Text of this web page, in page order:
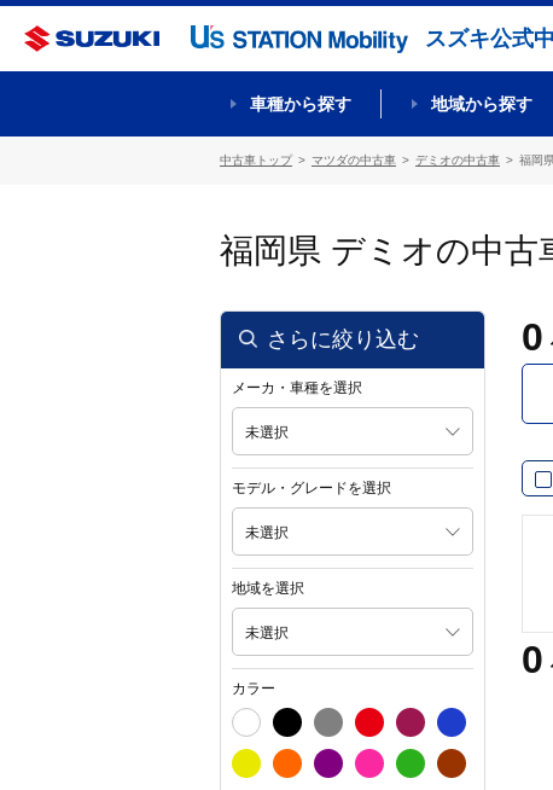
スズキ公式
車種から探す 地域から探す
中古車トップ マツダの中古車 デミオの中古車 福岡
福岡県 デミオの中古
さらに絞り込む
メーカ・車種を選択
未選択
モデル・グレードを選択
未選択
地域を選択
未選択
カラー
0
0